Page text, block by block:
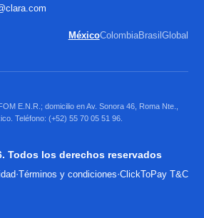
MéxicoColombiaBrasilGlobal
E.N.R.; domicilio en Av. Sonora 46, Roma Nte.,
Teléfono: (+52) 55 70 05 51 96.
Todos los derechos reservados
·Términos y condiciones·ClickToPay T&C